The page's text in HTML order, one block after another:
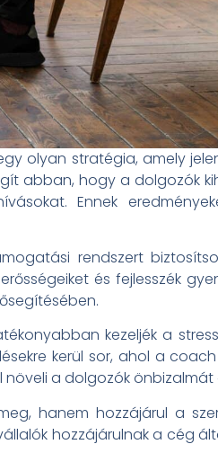
olyan stratégia, amely
abban, hogy a dolgozók
Ennek
rendszert
és fejlesszék
kezeljék a
kerül sor, ahol a
a dolgozók önbizalmát
hanem hozzájárul a
hozzájárulnak a cég